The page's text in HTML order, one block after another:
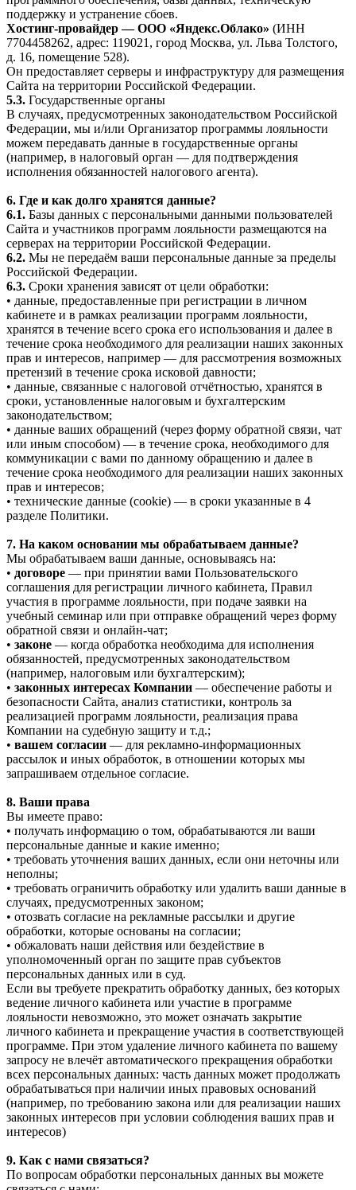
поддержку и устранение сбоев.
Хостинг-провайдер — ООО «Яндекс.Облако» (ИНН
7704458262, адрес: 119021, город Москва, ул. Льва Толстого,
д. 16, помещение 528).
Он предоставляет серверы и инфраструктуру для размещения
Сайта на территории Российской Федерации.
5.3. Государственные органы
В случаях, предусмотренных законодательством Российской
Федерации, мы и/или Организатор программы лояльности
можем передавать данные в государственные органы
(например, в налоговый орган — для подтверждения
исполнения обязанностей налогового агента).
6. Где и как долго хранятся данные?
6.1. Базы данных с персональными данными пользователей
Сайта и участников программ лояльности размещаются на
серверах на территории Российской Федерации.
6.2. Мы не передаём ваши персональные данные за пределы
Российской Федерации.
6.3. Сроки хранения зависят от цели обработки:
• данные, предоставленные при регистрации в личном
кабинете и в рамках реализации программ лояльности,
хранятся в течение всего срока его использования и далее в
течение срока необходимого для реализации наших законных
прав и интересов, например — для рассмотрения возможных
претензий в течение срока исковой давности;
• данные, связанные с налоговой отчётностью, хранятся в
сроки, установленные налоговым и бухгалтерским
законодательством;
• данные ваших обращений (через форму обратной связи, чат
или иным способом) — в течение срока, необходимого для
коммуникации с вами по данному обращению и далее в
течение срока необходимого для реализации наших законных
прав и интересов;
• технические данные (cookie) — в сроки указанные в 4
разделе Политики.
7. На каком основании мы обрабатываем данные?
Мы обрабатываем ваши данные, основываясь на:
• договоре — при принятии вами Пользовательского
соглашения для регистрации личного кабинета, Правил
участия в программе лояльности, при подаче заявки на
учебный семинар или при отправке обращений через форму
обратной связи и онлайн-чат;
• законе — когда обработка необходима для исполнения
обязанностей, предусмотренных законодательством
(например, налоговым или бухгалтерским);
• законных интересах Компании — обеспечение работы и
безопасности Сайта, анализ статистики, контроль за
реализацией программ лояльности, реализация права
Компании на судебную защиту и т.д.;
• вашем согласии — для рекламно-информационных
рассылок и иных обработок, в отношении которых мы
запрашиваем отдельное согласие.
8. Ваши права
Вы имеете право:
• получать информацию о том, обрабатываются ли ваши
персональные данные и какие именно;
• требовать уточнения ваших данных, если они неточны или
неполны;
• требовать ограничить обработку или удалить ваши данные в
случаях, предусмотренных законом;
• отозвать согласие на рекламные рассылки и другие
обработки, которые основаны на согласии;
• обжаловать наши действия или бездействие в
уполномоченный орган по защите прав субъектов
персональных данных или в суд.
Если вы требуете прекратить обработку данных, без которых
ведение личного кабинета или участие в программе
лояльности невозможно, это может означать закрытие
личного кабинета и прекращение участия в соответствующей
программе. При этом удаление личного кабинета по вашему
запросу не влечёт автоматического прекращения обработки
всех персональных данных: часть данных может продолжать
обрабатываться при наличии иных правовых оснований
(например, по требованию закона или для реализации наших
законных интересов при условии соблюдения ваших прав и
интересов)
9. Как с нами связаться?
По вопросам обработки персональных данных вы можете